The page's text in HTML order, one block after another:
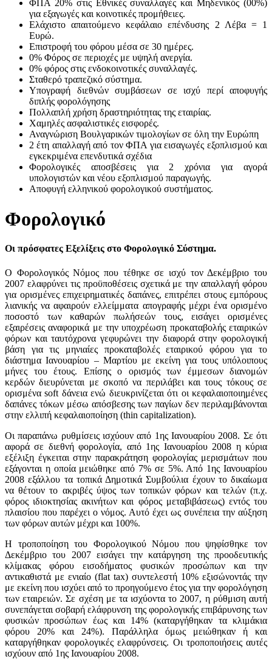
ΦΠΑ 20% στις Εθνικές συναλλαγές και Μηδενικός (00%)
για εξαγωγές και κοινοτικές προμήθειες.
Ελάχιστο απαιτούμενο κεφάλαιο επένδυσης 2 Λέβα = 1
Ευρώ.
Επιστροφή του φόρου μέσα σε 30 ημέρες.
0% Φόρος σε περιοχές με υψηλή ανεργία.
0% φόρος στις ενδοκοινοτικές συναλλαγές.
Σταθερό τραπεζικό σύστημα.
Υπογραφή διεθνών συμβάσεων σε ισχύ περί αποφυγής
διπλής φορολόγησης
Πολλαπλή χρήση δραστηριότητας της εταιρίας.
Χαμηλές ασφαλιστικές εισφορές.
Αναγνώριση Βουλγαρικών τιμολογίων σε όλη την Ευρώπη
2 έτη απαλλαγή από τον ΦΠΑ για εισαγωγές εξοπλισμού και
εγκεκριμένα επενδυτικά σχέδια
Φορολογικές αποσβέσεις για 2 χρόνια για αγορά
υπολογιστών και νέου εξοπλισμού παραγωγής.
Αποφυγή ελληνικού φορολογικού συστήματος.
Φορολογικό
Οι πρόσφατες Εξελίξεις στο Φορολογικό Σύστημα.
Ο Φορολογικός Νόμος που τέθηκε σε ισχύ τον Δεκέμβριο του
2007 ελαφρύνει τις προϋποθέσεις σχετικά με την απαλλαγή φόρου
για ορισμένες επιχειρηματικές δαπάνες, επιτρέπει στους εμπόρους
λιανικής να αφαιρούν ελλείμματα απογραφής μέχρι ένα ορισμένο
ποσοστό των καθαρών πωλήσεών τους, εισάγει ορισμένες
εξαιρέσεις αναφορικά με την υποχρέωση προκαταβολής εταιρικών
φόρων και ταυτόχρονα γεφυρώνει την διαφορά στην φορολογική
βάση για τις μηνιαίες προκαταβολές εταιρικού φόρου για το
διάστημα Ιανουαρίου – Μαρτίου με εκείνη για τους υπόλοιπους
μήνες του έτους. Επίσης ο ορισμός των έμμεσων διανομών
κερδών διευρύνεται με σκοπό να περιλάβει και τους τόκους σε
ορισμένα soft δάνεια ενώ διευκρινίζεται ότι οι κεφαλαιοποιημένες
δαπάνες τόκων μέσω απόσβεσης των παγίων δεν περιλαμβάνονται
στην ελλιπή κεφαλαιοποίηση (thin capitalization).
Οι παραπάνω ρυθμίσεις ισχύουν από 1ης Ιανουαρίου 2008. Σε ότι
αφορά σε διεθνή φορολογία, από 1ης Ιανουαρίου 2008 η κύρια
εξέλιξη έγκειται στην παρακράτηση φορολογίας μερισμάτων που
εξάγονται η οποία μειώθηκε από 7% σε 5%. Από 1ης Ιανουαρίου
2008 εξάλλου τα τοπικά Δημοτικά Συμβούλια έχουν το δικαίωμα
να θέτουν το ακριβές ύψος των τοπικών φόρων και τελών (π.χ.
φόρος ιδιοκτησίας ακινήτων και φόρος μεταβιβάσεως) εντός του
πλαισίου που παρέχει ο νόμος. Αυτό έχει ως συνέπεια την αύξηση
των φόρων αυτών μέχρι και 100%.
Η τροποποίηση του Φορολογικού Νόμου που ψηφίσθηκε τον
Δεκέμβριο του 2007 εισάγει την κατάργηση της προοδευτικής
κλίμακας φόρου εισοδήματος φυσικών προσώπων και την
αντικαθιστά με ενιαίο (flat tax) συντελεστή 10% εξισώνοντάς την
με εκείνη που ισχύει από το προηγούμενο έτος για την φορολόγηση
των εταιρειών. Σε σχέση με τα ισχύοντα το 2007, η ρύθμιση αυτή
συνεπάγεται σοβαρή ελάφρυνση της φορολογικής επιβάρυνσης των
φυσικών προσώπων έως και 14% (καταργήθηκαν τα κλιμάκια
φόρου 20% και 24%). Παράλληλα όμως μειώθηκαν ή και
καταργήθηκαν φορολογικές ελαφρύνσεις. Οι τροποποιήσεις αυτές
ισχύουν από 1ης Ιανουαρίου 2008.